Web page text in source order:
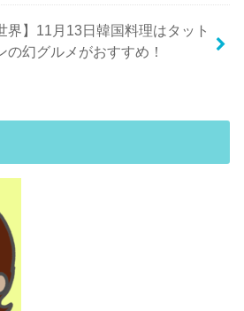
界】11月13日韓国料理はタット
の幻グルメがおすすめ！